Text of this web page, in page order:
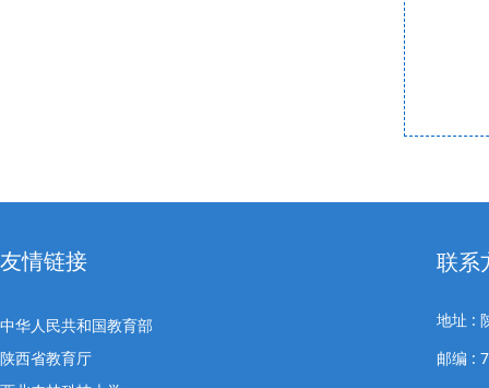
友情链接
中华人民共和国教育部
陕西省教育厅
联系
地址 :
邮编 :